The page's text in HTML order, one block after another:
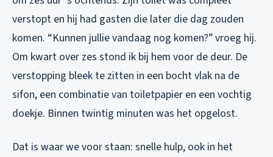
verstopt en hij had gasten die later die dag zouden
komen. “Kunnen jullie vandaag nog komen?” vroeg hij.
Om kwart over zes stond ik bij hem voor de deur. De
verstopping bleek te zitten in een bocht vlak na de
sifon, een combinatie van toiletpapier en een vochtig
doekje. Binnen twintig minuten was het opgelost.
Dat is waar we voor staan: snelle hulp, ook in het